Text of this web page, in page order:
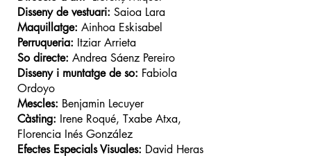
Disseny de vestuari: Saioa Lara
Maquillatge: Ainhoa Eskisabel
Perruqueria: Itziar Arrieta
So directe: Andrea Sáenz Pereiro
Disseny i muntatge de so: Fabiola
Ordoyo
Mescles: Benjamin Lecuyer
Càsting: Irene Roqué, Txabe Atxa,
Florencia Inés González
Efectes Especials Visuales: David Heras